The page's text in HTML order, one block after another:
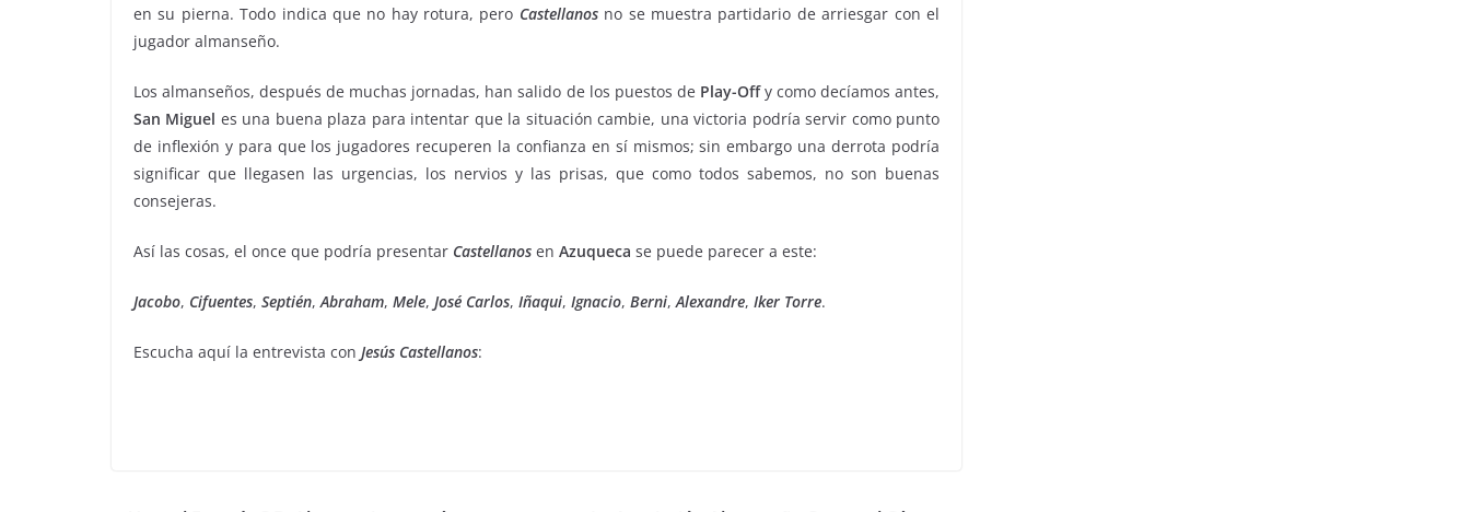
en su pierna. Todo indica que no hay rotura, pero Castellanosno se muestra partidario de arriesgar con el
jugador almanseño.
Los almanseños, después de muchas jornadas, han salido de los puestos de Play-Offy como decíamos antes,
San Miguel es una buena plaza para intentar que la situación cambie, una victoria podría servir como punto
de inflexión y para que los jugadores recuperen la confianza en sí mismos; sin embargo una derrota podría
significar que llegasen las urgencias, los nervios y las prisas, que como todos sabemos, no son buenas
consejeras.
Así las cosas, el once que podría presentar Castellanos en Azuqueca se puede parecer a este:
Jacobo, Cifuentes, Septién, Abraham, Mele, José Carlos, Iñaqui, Ignacio, Berni, Alexandre, Iker Torre.
Escucha aquí la entrevista con Jesús Castellanos: